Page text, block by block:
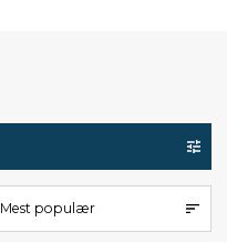
Mest populær